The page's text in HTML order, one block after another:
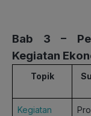
Bab 3 –
Kegiatan
Topik
Kegiatan